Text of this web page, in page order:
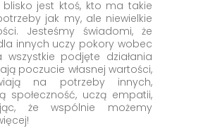
jest ktoś, kto ma takie
jak my, ale niewielkie
Jesteśmy świadomi, że
innych uczy pokory wobec
wszystkie podjęte działania
poczucie własnej wartości,
na potrzeby innych,
społeczność, uczą empatii,
że wspólnie możemy